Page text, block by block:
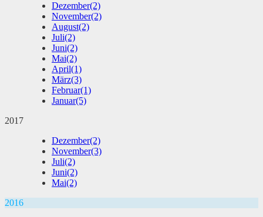
Dezember(2)
November(2)
August(2)
Juli(2)
Juni(2)
Mai(2)
April(1)
März(3)
Februar(1)
Januar(5)
2017
Dezember(2)
November(3)
Juli(2)
Juni(2)
Mai(2)
2016